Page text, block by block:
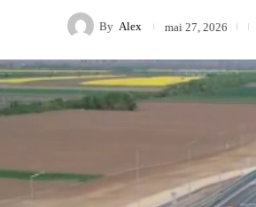
By Alex mai 27, 2026